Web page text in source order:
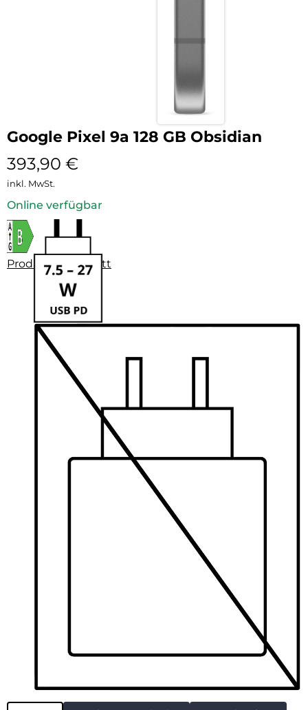
Google Pixel 9a 128 GB Obsidian
393,90 €
inkl. MwSt.
Online verfügbar
Produktdatenblatt